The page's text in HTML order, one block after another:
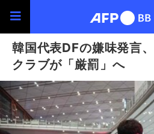
韓国代表DFの嫌味発言
クラブが「厳罰」へ